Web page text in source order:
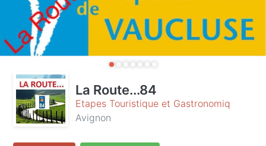
La Route...84
Etapes Touristique et Gastronomiq
Avignon